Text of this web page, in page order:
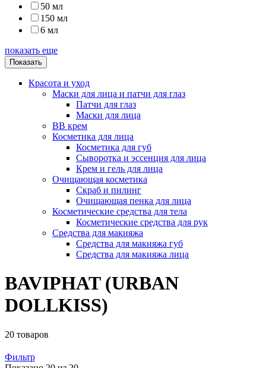
50 мл
150 мл
6 мл
показать еще
Показать
Красота и уход
Маски для лица и патчи для глаз
Патчи для глаз
Маски для лица
BB крем
Косметика для лица
Косметика для губ
Сыворотка и эссенция для лица
Крем и гель для лица
Очищающая косметика
Скраб и пилинг
Очищающая пенка для лица
Косметические средства для тела
Косметические средства для рук
Средства для макияжа
Средства для макияжа губ
Средства для макияжа лица
BAVIPHAT (URBAN
DOLLKISS)
20 товаров
Фильтр